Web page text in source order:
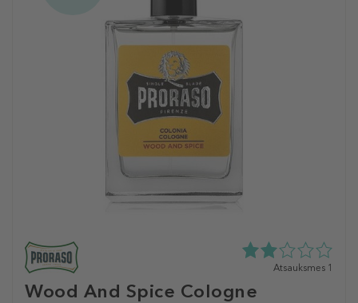
Wood And Spice Cologne
2.0
Atsauksmes 1